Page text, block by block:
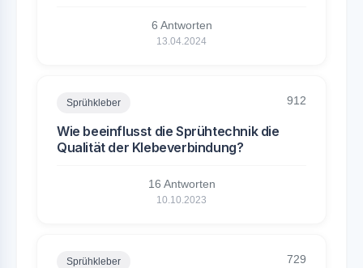
6 Antworten
13.04.2024
Sprühkleber 912
Wie beeinflusst die Sprühtechnik die
Qualität der Klebeverbindung?
16 Antworten
10.10.2023
Sprühkleber 729